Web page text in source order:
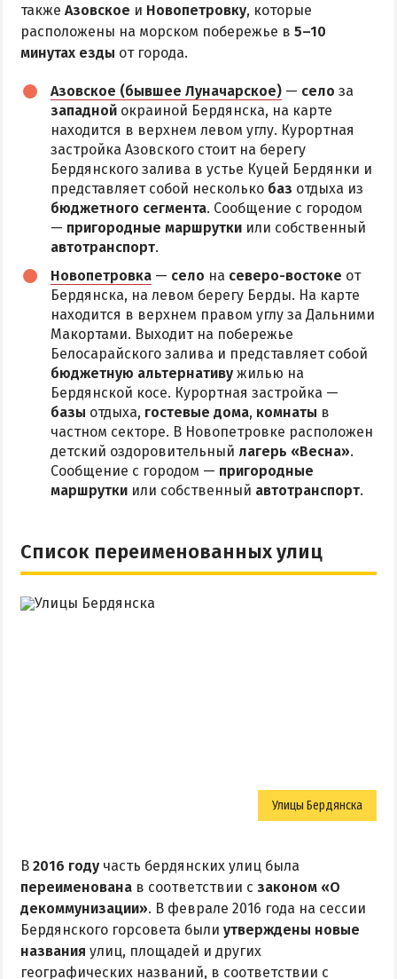
также Азовское и Новопетровку, которые
расположены на морском побережье в 5–10
минутах езды от города.
Азовское (бывшее Луначарское) — село за
западной окраиной Бердянска, на карте
находится в верхнем левом углу. Курортная
застройка Азовского стоит на берегу
Бердянского залива в устье Куцей Бердянки и
представляет собой несколько баз отдыха из
бюджетного сегмента. Сообщение с городом
— пригородные маршрутки или собственный
автотранспорт.
Новопетровка — село на северо-востоке от
Бердянска, на левом берегу Берды. На карте
находится в верхнем правом углу за Дальними
Макортами. Выходит на побережье
Белосарайского залива и представляет собой
бюджетную альтернативу жилью на
Бердянской косе. Курортная застройка —
базы отдыха, гостевые дома, комнаты в
частном секторе. В Новопетровке расположен
детский оздоровительный лагерь «Весна».
Сообщение с городом — пригородные
маршрутки или собственный автотранспорт.
Список переименованных улиц
Улицы Бердянска
В 2016 году часть бердянских улиц была
переименована в соответствии с законом «О
декоммунизации». В феврале 2016 года на сессии
Бердянского горсовета были утверждены новые
названия улиц, площадей и других
географических названий, в соответствии с